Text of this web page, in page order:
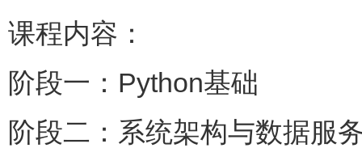
课程内容：
阶段一：Python基础
阶段二：系统架构与数据服